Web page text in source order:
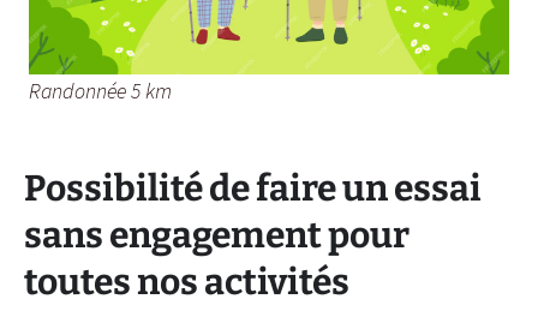
Randonnée 5 km
Possibilité de faire un essai
sans engagement pour
toutes nos activités